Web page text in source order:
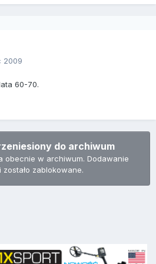
2009
60-70.
do archiwum
obecnie w archiwum. Dodawanie
zablokowane.